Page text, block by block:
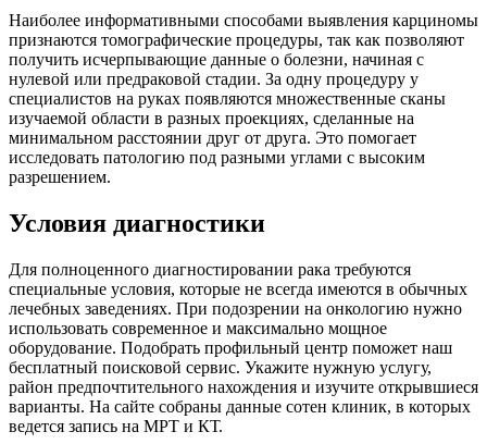
Наиболее информативными способами выявления карциномы
признаются томографические процедуры, так как позволяют
получить исчерпывающие данные о болезни, начиная с
нулевой или предраковой стадии. За одну процедуру у
специалистов на руках появляются множественные сканы
изучаемой области в разных проекциях, сделанные на
минимальном расстоянии друг от друга. Это помогает
исследовать патологию под разными углами с высоким
разрешением.
Условия диагностики
Для полноценного диагностировании рака требуются
специальные условия, которые не всегда имеются в обычных
лечебных заведениях. При подозрении на онкологию нужно
использовать современное и максимально мощное
оборудование. Подобрать профильный центр поможет наш
бесплатный поисковой сервис. Укажите нужную услугу,
район предпочтительного нахождения и изучите открывшиеся
варианты. На сайте собраны данные сотен клиник, в которых
ведется запись на МРТ и КТ.